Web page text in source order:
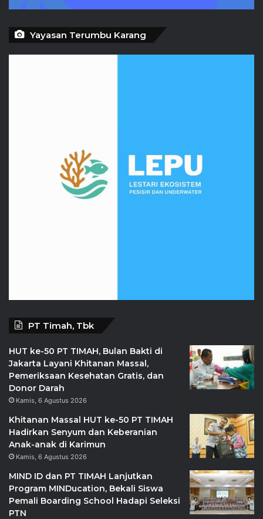
Yayasan Terumbu Karang
PT Timah, Tbk
HUT ke-50 PT TIMAH, Bulan Bakti di
Jakarta Layani Khitanan Massal,
Pemeriksaan Kesehatan Gratis, dan
Donor Darah
Kamis, 6 Agustus 2026
Khitanan Massal HUT ke-50 PT TIMAH
Hadirkan Senyum dan Keberanian
Anak-anak di Karimun
Kamis, 6 Agustus 2026
MIND ID dan PT TIMAH Lanjutkan
Program MINDucation, Bekali Siswa
Pemali Boarding School Hadapi Seleksi
PTN